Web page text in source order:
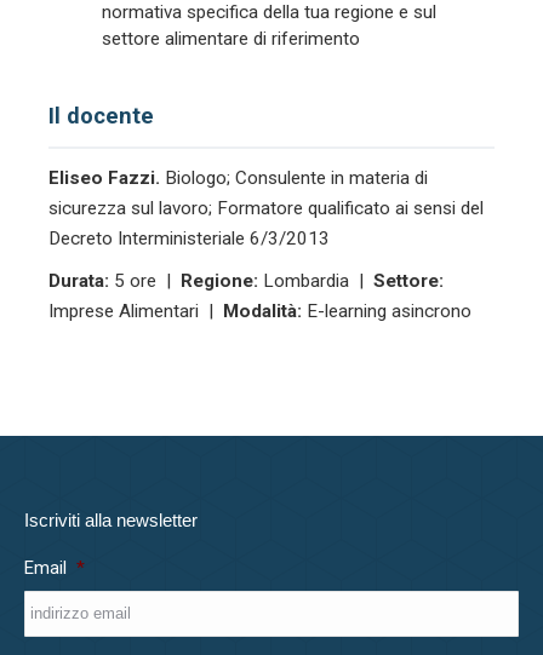
normativa specifica della tua regione e sul
settore alimentare di riferimento
Il docente
Eliseo Fazzi. Biologo; Consulente in materia di
sicurezza sul lavoro; Formatore qualificato ai sensi del
Decreto Interministeriale 6/3/2013
Durata: 5 ore | Regione: Lombardia | Settore:
Imprese Alimentari | Modalità: E-learning asincrono
Iscriviti alla newsletter
Email *